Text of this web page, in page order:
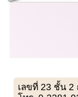
เลขที่ 23 ชั้น 2